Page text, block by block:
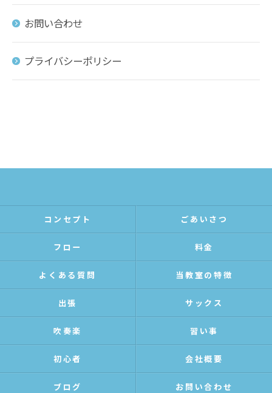
お問い合わせ
プライバシーポリシー
コンセプト ごあいさつ
フロー 料金
よくある質問 当教室の特徴
出張 サックス
吹奏楽 習い事
初心者 会社概要
ブログ お問い合わせ